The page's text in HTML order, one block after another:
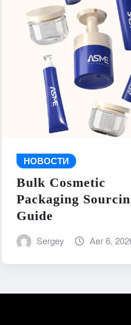
НОВОСТИ
Bulk Cosmetic
Packaging
Guide
Sergey Авг 6,